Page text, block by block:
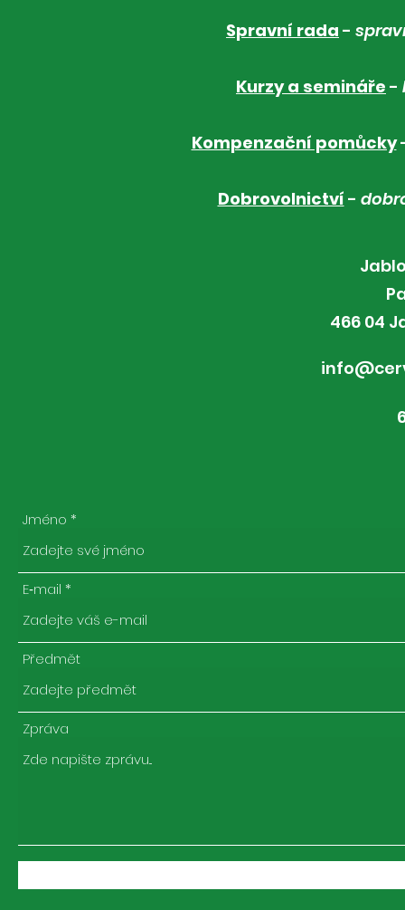
Spravní rada -
Kurzy a semináře -
Kompenzační pomůcky
Dobrovolnictví -
466 04
Jméno
E‑mail
Předmět
Zpráva